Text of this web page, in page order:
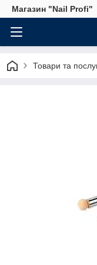
Магазин "Nail Profi"
Товари та